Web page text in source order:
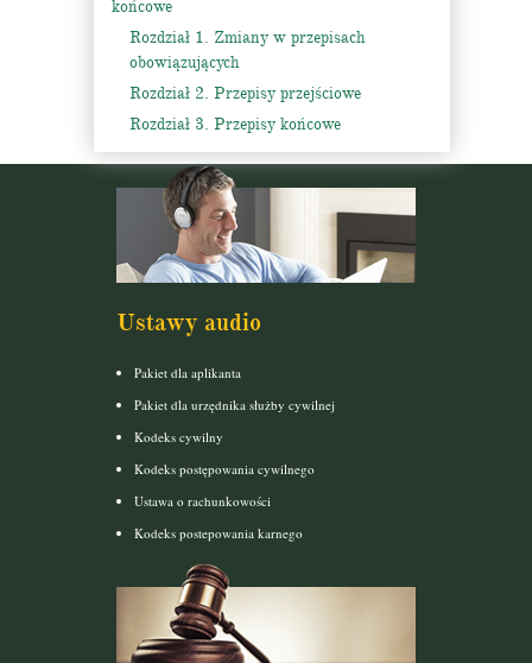
końcowe
Rozdział 1. Zmiany w przepisach
obowiązujących
Rozdział 2. Przepisy przejściowe
Rozdział 3. Przepisy końcowe
Ustawy audio
Pakiet dla aplikanta
Pakiet dla urzędnika służby cywilnej
Kodeks cywilny
Kodeks postępowania cywilnego
Ustawa o rachunkowości
Kodeks postepowania karnego